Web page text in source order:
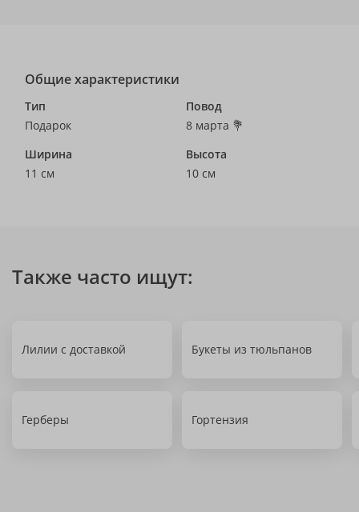
Общие характеристики
Тип
Подарок
Повод
8 марта 💐
Ширина
11 см
Высота
10 см
Также часто ищут:
Лилии с доставкой Букеты из тюльпанов
Герберы Гортензия